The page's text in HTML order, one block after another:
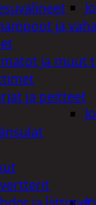
ja
ja muut
ja peitteet